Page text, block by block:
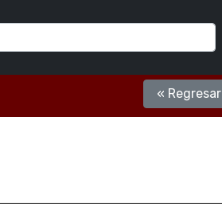
« Regresar